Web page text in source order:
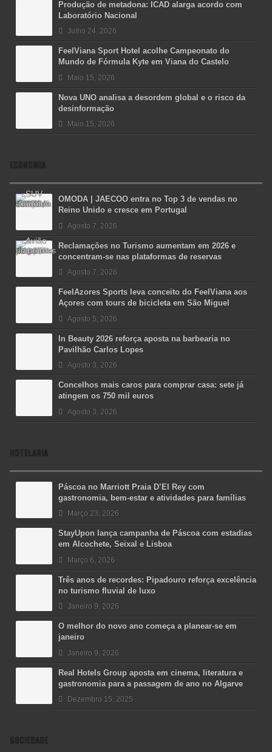
Produção de metadona: ICAD alarga acordo com
Laboratório Nacional
Julho 24, 2026
FeelViana Sport Hotel acolhe Campeonato do
Mundo de Fórmula Kyte em Viana do Castelo
Maio 15, 2026
Nova UNO analisa a desordem global e o risco da
desinformação
Maio 15, 2026
ECONOMIA
OMODA | JAECOO entra no Top 3 de vendas no
Reino Unido e cresce em Portugal
Agosto 7, 2026
Reclamações no Turismo aumentam em 2026 e
concentram-se nas plataformas de reservas
Agosto 7, 2026
FeelAzores Sports leva conceito do FeelViana aos
Açores com tours de bicicleta em São Miguel
Agosto 5, 2026
In Beauty 2026 reforça aposta na barbearia no
Pavilhão Carlos Lopes
Agosto 3, 2026
Concelhos mais caros para comprar casa: sete já
atingem os 750 mil euros
Agosto 3, 2026
HOTELARIA
Páscoa no Marriott Praia D’El Rey com
gastronomia, bem-estar e atividades para famílias
Março 23, 2026
StayUpon lança campanha de Páscoa com estadias
em Alcochete, Seixal e Lisboa
Março 6, 2026
Três anos de recordes: Pipadouro reforça excelência
no turismo fluvial de luxo
Janeiro 9, 2026
O melhor do novo ano começa a planear-se em
janeiro
Janeiro 9, 2026
Real Hotels Group aposta em cinema, literatura e
gastronomia para a passagem de ano no Algarve
Dezembro 15, 2025
SOCIEDADE